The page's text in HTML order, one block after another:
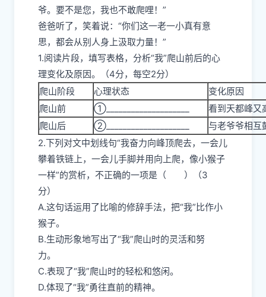
爷。要不是您，我也不敢爬哩！”
爸爸听了，笑着说：“你们这一老一小真有意
思，都会从别人身上汲取力量！”
1.阅读片段，填写表格，分析“我”爬山前后的心
理变化及原因。（4分，每空2分）
爬山阶段
心理状态
变化原因
爬山前
①____________________
看到天都峰
爬山后
②____________________
与老爷爷相
2.下列对文中划线句“我奋力向峰顶爬去，一会儿
攀着铁链上，一会儿手脚并用向上爬，像小猴子
一样”的赏析，不正确的一项是（ ）（3
分）
A.这句话运用了比喻的修辞手法，把“我”比作小
猴子。
B.生动形象地写出了“我”爬山时的灵活和努
力。
C.表现了“我”爬山时的轻松和悠闲。
D.体现了“我”勇往直前的精神。